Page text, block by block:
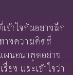
ข้าใจกันอย่างลึก
างความคิดที่
นอนาคตอย่าง
ง และเข้าใจว่า